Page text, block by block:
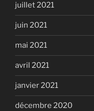
juillet 2021
juin 2021
mai 2021
avril 2021
janvier 2021
décembre 2020